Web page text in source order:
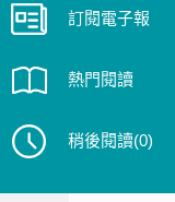
new
(last
09,
訂閱電子報
熱門閱讀
稍後閱讀(0)